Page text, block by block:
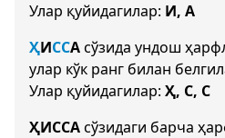
Улар қуйидагилар: И, А
ҲИССАсўзида ундош
улар кўк ранг билан
Улар қуйидагилар: Ҳ, С, С
ҲИССАсўзидаги барча